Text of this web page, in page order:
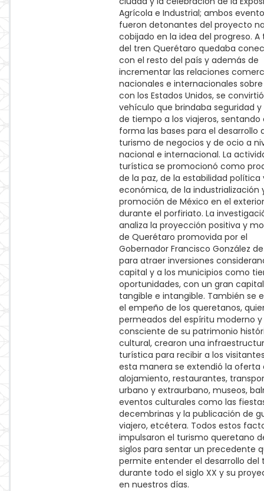
Agrícola e Industrial; ambos
fueron detonantes del proyecto
cobijado en la idea del progreso. A
del tren Querétaro quedaba
con el resto del país y además de
incrementar las relaciones
nacionales e internacionales
con los Estados Unidos, se
vehículo que brindaba seguridad y
de tiempo a los viajeros, sentando
forma las bases para el desarrollo
turismo de negocios y de ocio a
nacional e internacional. La
turística se promocionó como
de la paz, de la estabilidad política
económica, de la industrialización
promoción de México en el exterior
durante el porfiriato. La
analiza la proyección positiva y
de Querétaro promovida por el
Gobernador Francisco González
para atraer inversiones
capital y a los municipios como
oportunidades, con un gran capital
tangible e intangible. También se
el empeño de los queretanos,
permeados del espíritu moderno y
consciente de su patrimonio
cultural, crearon una
turística para recibir a los
esta manera se extendió la oferta
alojamiento, restaurantes,
urbano y extraurbano, museos,
eventos culturales como las
decembrinas y la publicación de
viajero, etcétera. Todos estos
impulsaron el turismo queretano
siglos para sentar un precedente
permite entender el desarrollo del
durante todo el siglo XX y su
en nuestros días.